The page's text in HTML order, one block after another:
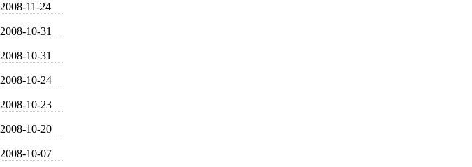
2008-11-24
2008-10-31
2008-10-31
2008-10-24
2008-10-23
2008-10-20
2008-10-07